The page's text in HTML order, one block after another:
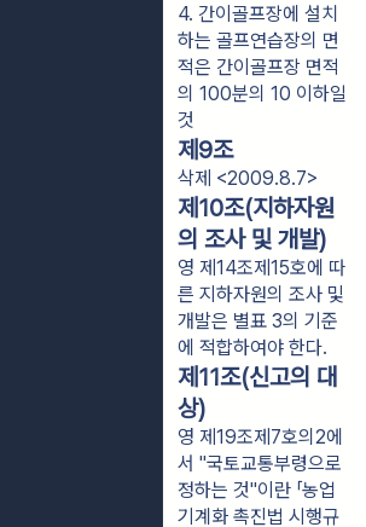
4. 간이골프장에 설치
하는 골프연습장의 면
적은 간이골프장 면적
의 100분의 10 이하일
것
제9조
삭제 <2009.8.7>
제10조(지하자원
의 조사 및 개발)
영 제14조제15호에 따
른 지하자원의 조사 및
개발은 별표 3의 기준
에 적합하여야 한다.
제11조(신고의 대
상)
영 제19조제7호의2에
서 "국토교통부령으로
정하는 것"이란 「농업
기계화 촉진법 시행규